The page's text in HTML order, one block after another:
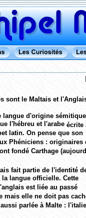
sont le Maltais et
langue d'origine
l'hébreu et l'arabe écrite
latin. On pense que son
Phéniciens : originaires
fondé Carthage
fait partie de l'identité
langue officielle. Cette
est liée au passé
mais elle ne doit pas
parlée à Malte :